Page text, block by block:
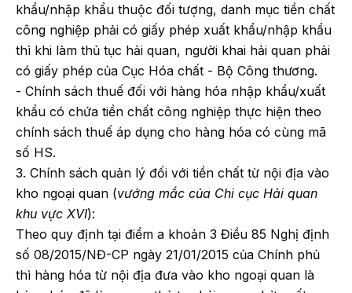
khẩu/nhập khẩu thuộc đối tượng, danh mục tiền chất
công nghiệp phải có giấy phép xuất khẩu/nhập khẩu
thì khi làm thủ tục hải quan, người khai hải quan phải
có giấy phép của Cục Hóa chất - Bộ Công thương.
- Chính sách thuế đối với hàng hóa nhập khẩu/xuất
khẩu có chứa tiền chất công nghiệp thực hiện theo
chính sách thuế áp dụng cho hàng hóa có cùng mã
số HS.
3. Chính sách quản lý đối với tiền chất từ nội địa vào
kho ngoại quan (vướng mắc của Chi cục Hải quan
khu vực XVI):
Theo quy định tại điểm a khoản 3 Điều 85 Nghị định
số 08/2015/NĐ-CP ngày 21/01/2015 của Chính phủ
thì hàng hóa từ nội địa đưa vào kho ngoại quan là